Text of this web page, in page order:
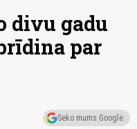
divu gadu
par
Seko mums Google